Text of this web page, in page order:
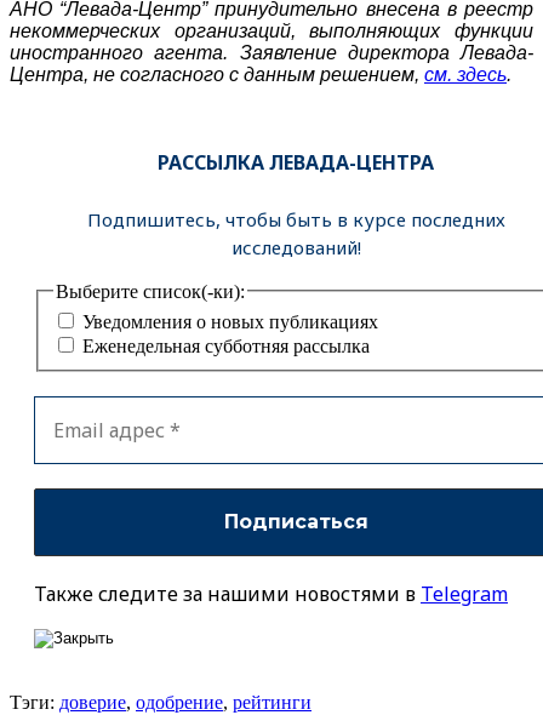
АНО “Левада-Центр” принудительно внесена в реестр
некоммерческих организаций, выполняющих функции
иностранного агента. Заявление директора Левада-
Центра, не согласного с данным решением, см. здесь.
РАССЫЛКА ЛЕВАДА-ЦЕНТРА
Подпишитесь, чтобы быть в курсе последних
исследований!
Выберите список(-ки):
Уведомления о новых публикациях
Еженедельная субботняя рассылка
Также следите за нашими новостями в Telegram
Тэги: доверие, одобрение, рейтинги